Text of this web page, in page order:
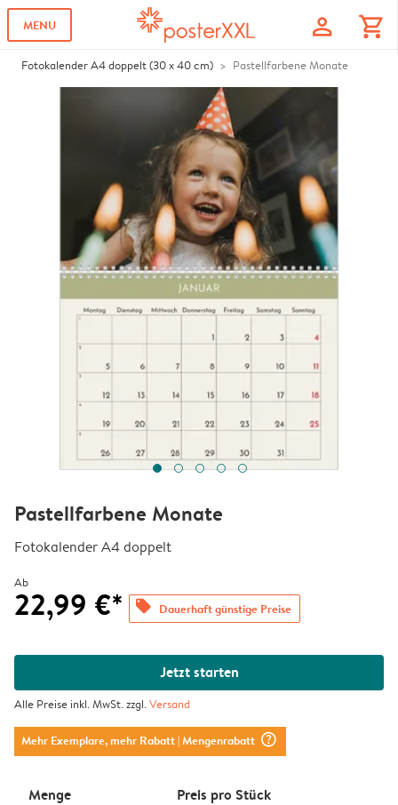
MENU profile shopping_cart
Fotokalender A4 doppelt (30 x 40 cm) Pastellfarbene Monate
Pastellfarbene Monate
Fotokalender A4 doppelt
Ab
22,99 €* offers Dauerhaft günstige Preise
Jetzt starten
Alle Preise inkl. MwSt. zzgl.Versand
Mehr Exemplare, mehr Rabatt| Mengenrabatt question_mark_circle
Menge Preis pro Stück